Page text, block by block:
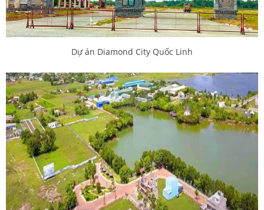
Dự án Diamond City Quốc Linh